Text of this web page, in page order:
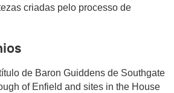
criadas pelo processo de
de Baron Guiddens de Southgate
of Enfield and sites in the House